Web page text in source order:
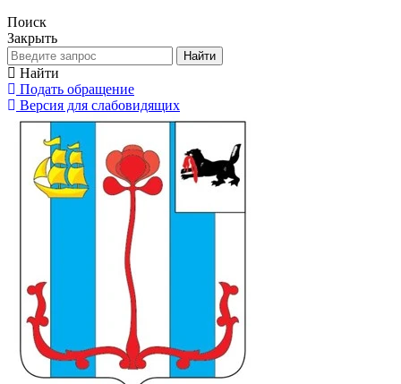
Поиск
Закрыть
Найти
Найти
Подать обращение
Версия для слабовидящих